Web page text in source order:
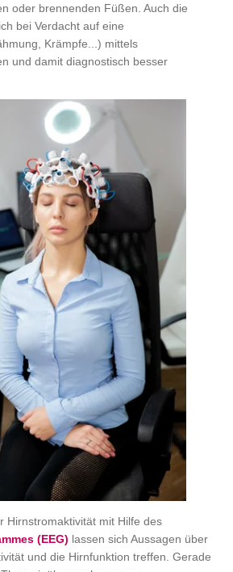
oder brennenden Füßen. Auch die
bei Verdacht auf eine
Krämpfe...) mittels
und damit diagnostisch besser
Hirnstromaktivität mit Hilfe des
(EEG) lassen sich Aussagen über
und die Hirnfunktion treffen. Gerade